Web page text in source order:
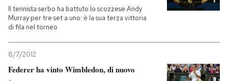
Il tennista serbo ha battuto lo scozzese Andy
Murray per tre set a uno: è la sua terza vittoria
di fila nel torneo
8/7/2012
Federer ha vinto Wimbledon, di nuovo